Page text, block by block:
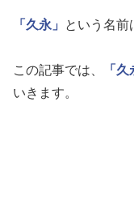
「久永」 という名前
この記事では、 「久
いきます。